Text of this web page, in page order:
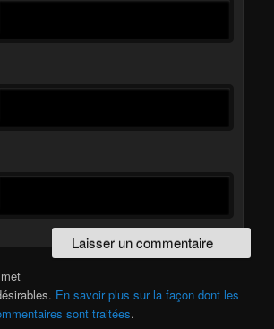
En savoir plus sur la façon dont les
sont traitées.